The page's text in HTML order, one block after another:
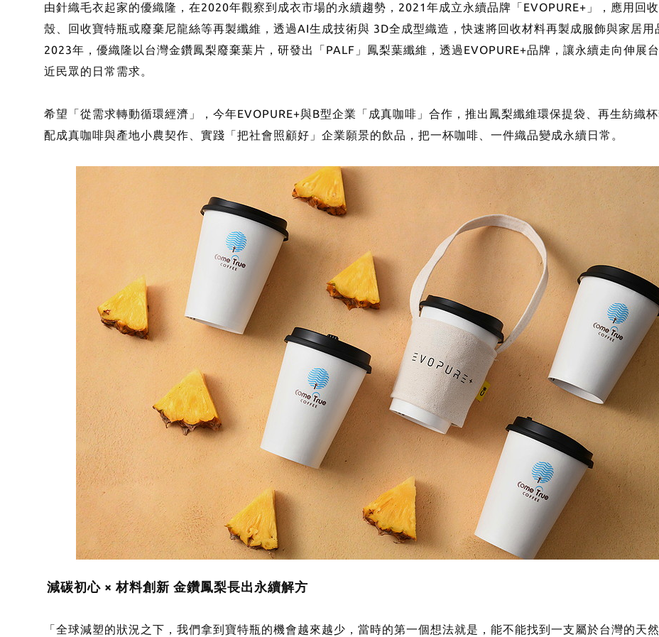
由針織毛衣起家的優織隆，在2020年觀察到成衣市場的永續趨勢，2021年成立永續品牌「EVOPURE+」，應用回
殼、回收寶特瓶或廢棄尼龍絲等再製纖維，透過AI生成技術與 3D全成型織造，快速將回收材料再製成服飾與家居用
2023年，優織隆以台灣金鑽鳳梨廢棄葉片，研發出「PALF」鳳梨葉纖維，透過EVOPURE+品牌，讓永續走向伸展
近民眾的日常需求。
希望「從需求轉動循環經濟」，今年EVOPURE+與B型企業「成真咖啡」合作，推出鳳梨纖維環保提袋、再生紡織
配成真咖啡與產地小農契作、實踐「把社會照顧好」企業願景的飲品，把一杯咖啡、一件織品變成永續日常。
減碳初心 × 材料創新 金鑽鳳梨長出永續解方
「全球減塑的狀況之下，我們拿到寶特瓶的機會越來越少，當時的第一個想法就是，能不能找到一支屬於台灣的天